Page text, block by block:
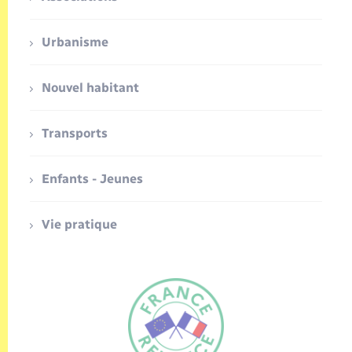
Urbanisme
Nouvel habitant
Transports
Enfants - Jeunes
Vie pratique